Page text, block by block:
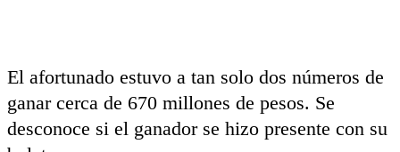
El afortunado estuvo a tan solo dos números de
ganar cerca de 670 millones de pesos. Se
desconoce si el ganador se hizo presente con su